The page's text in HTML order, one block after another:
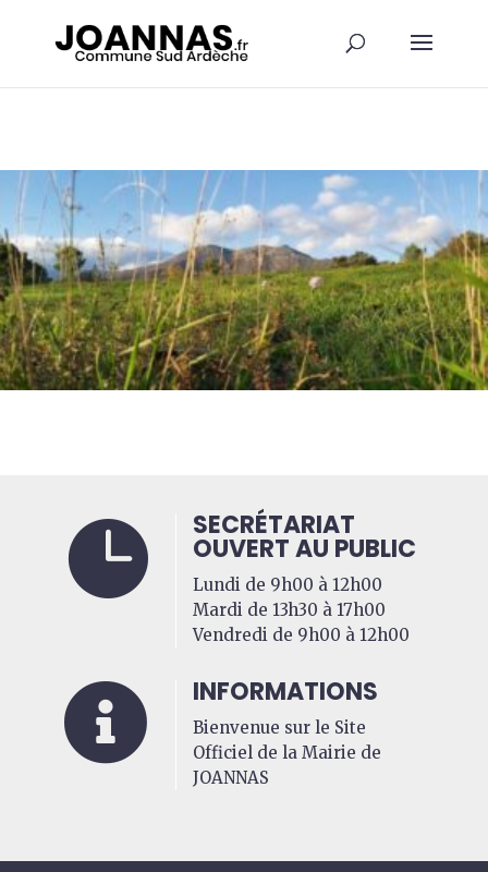
 SECRÉTARIAT
OUVERT AU PUBLIC
Lundi de 9h00 à 12h00
Mardi de 13h30 à 17h00
Vendredi de 9h00 à 12h00
 INFORMATIONS
Bienvenue sur le Site
Officiel de la Mairie de
JOANNAS